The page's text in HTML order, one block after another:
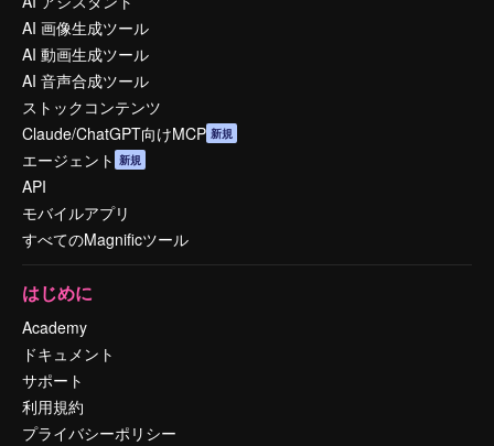
AI 画像生成ツール
AI 動画生成ツール
AI 音声合成ツール
ストックコンテンツ
Claude/ChatGPT向けMCP 新規
エージェント 新規
API
モバイルアプリ
すべてのMagnificツール
はじめに
Academy
ドキュメント
サポート
利用規約
プライバシーポリシー